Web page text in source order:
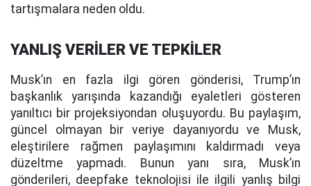
tartışmalara neden oldu.
YANLIŞ VERİLER VE TEPKİLER
Musk’ın en fazla ilgi gören gönderisi, Trump’ın
başkanlık yarışında kazandığı eyaletleri gösteren
yanıltıcı bir projeksiyondan oluşuyordu. Bu paylaşım,
güncel olmayan bir veriye dayanıyordu ve Musk,
eleştirilere rağmen paylaşımını kaldırmadı veya
düzeltme yapmadı. Bunun yanı sıra, Musk’ın
gönderileri, deepfake teknolojisi ile ilgili yanlış bilgi